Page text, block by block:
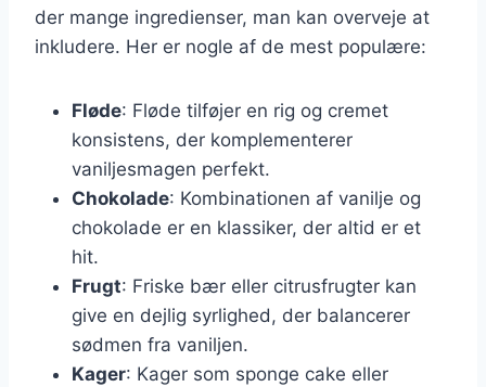
der mange ingredienser, man kan overveje at
inkludere. Her er nogle af de mest populære:
Fløde: Fløde tilføjer en rig og cremet
konsistens, der komplementerer
vaniljesmagen perfekt.
Chokolade: Kombinationen af vanilje og
chokolade er en klassiker, der altid er et
hit.
Frugt: Friske bær eller citrusfrugter kan
give en dejlig syrlighed, der balancerer
sødmen fra vaniljen.
Kager: Kager som sponge cake eller